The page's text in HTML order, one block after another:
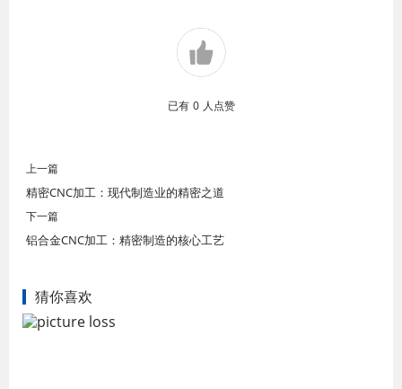
已有 0 人点赞
上一篇
精密CNC加工：现代制造业的精密之道
下一篇
铝合金CNC加工：精密制造的核心工艺
猜你喜欢